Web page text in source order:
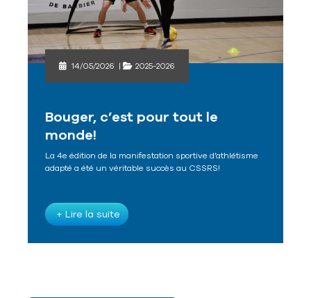
14/05/2026 | 2025-2026
Bouger, c’est pour tout le
monde!
La 4e édition de la manifestation sportive d’athlétisme
adapté a été un véritable succès au CSSRS!
+ Lire la suite